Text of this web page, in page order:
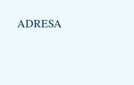
ADRESA